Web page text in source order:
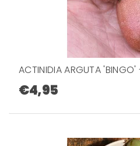
ACTINIDIA ARGUTA
€4,95